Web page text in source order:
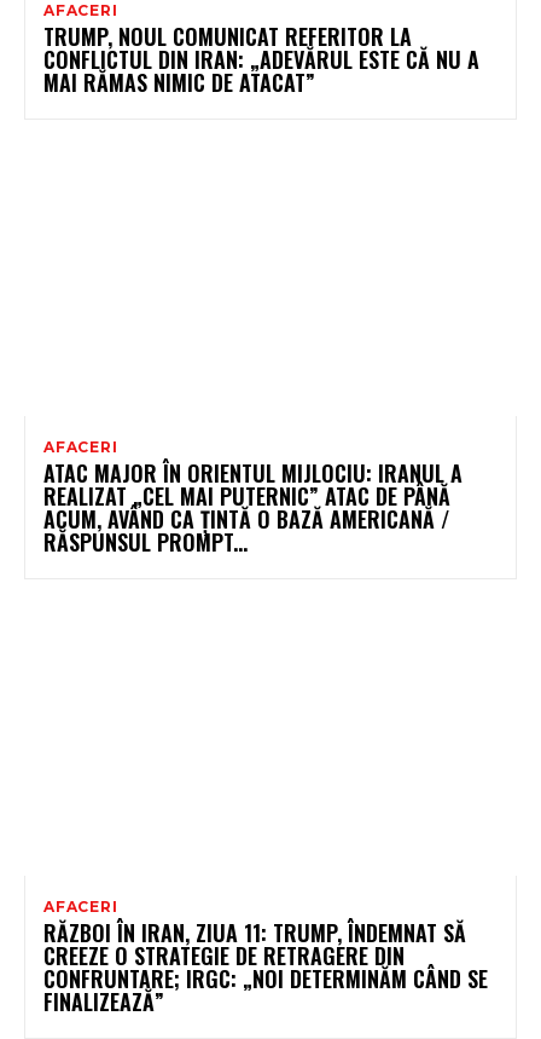
AFACERI
TRUMP, NOUL COMUNICAT REFERITOR LA
CONFLICTUL DIN IRAN: „ADEVĂRUL ESTE CĂ NU A
MAI RĂMAS NIMIC DE ATACAT”
AFACERI
ATAC MAJOR ÎN ORIENTUL MIJLOCIU: IRANUL A
REALIZAT „CEL MAI PUTERNIC” ATAC DE PÂNĂ
ACUM, AVÂND CA ȚINTĂ O BAZĂ AMERICANĂ /
RĂSPUNSUL PROMPT...
AFACERI
RĂZBOI ÎN IRAN, ZIUA 11: TRUMP, ÎNDEMNAT SĂ
CREEZE O STRATEGIE DE RETRAGERE DIN
CONFRUNTARE; IRGC: „NOI DETERMINĂM CÂND SE
FINALIZEAZĂ”